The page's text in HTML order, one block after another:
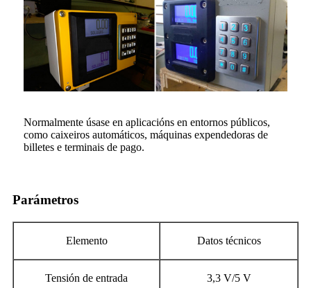
Normalmente úsase en aplicacións en entornos públicos,
como caixeiros automáticos, máquinas expendedoras de
billetes e terminais de pago.
Parámetros
Elemento Datos técnicos
Tensión de entrada 3,3 V/5 V